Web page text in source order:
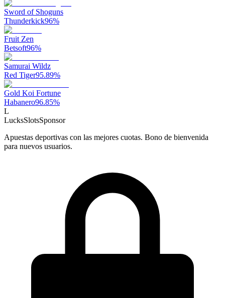
Sword of Shoguns
Thunderkick96%
Fruit Zen
Betsoft96%
Samurai Wildz
Red Tiger95.89%
Gold Koi Fortune
Habanero96.85%
L
LucksSlotsSponsor
Apuestas deportivas con las mejores cuotas. Bono de bienvenida
para nuevos usuarios.